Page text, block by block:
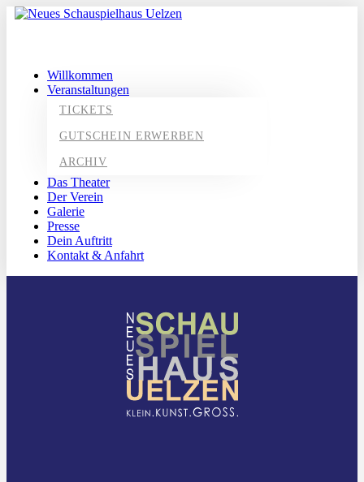
Willkommen
Veranstaltungen
TICKETS
GUTSCHEIN ERWERBEN
ARCHIV
Das Theater
Der Verein
Galerie
Presse
Dein Auftritt
Kontakt & Anfahrt